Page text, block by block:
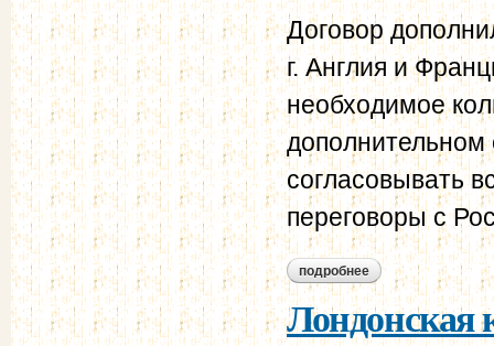
Договор
г. Англия и
необходимое
согласовывать
переговоры с
подробнее о лондонский
Лондонская